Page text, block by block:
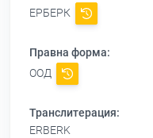
ЕРБЕРК
Правна форма:
ООД
Транслитерация:
ERBERK